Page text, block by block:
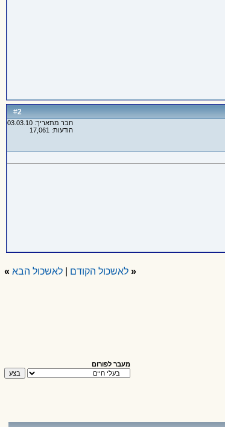
#
2
חבר מתאריך: 03.03.10
הודעות: 17,061
« לאשכול הקודם |לאשכול הבא »
מעבר לפורום